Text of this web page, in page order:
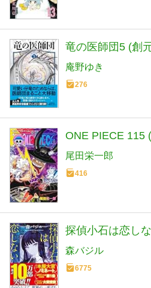
竜の医師団5 (創
庵野ゆき
276
ONE PIECE 115
尾田栄一郎
416
探偵小石は恋し
森バジル
6775